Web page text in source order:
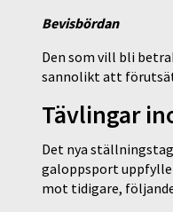
Bevisbördan
Den som vill bli
sannolikt att
Tävlingar
Det nya
galoppsport
mot tidigare,